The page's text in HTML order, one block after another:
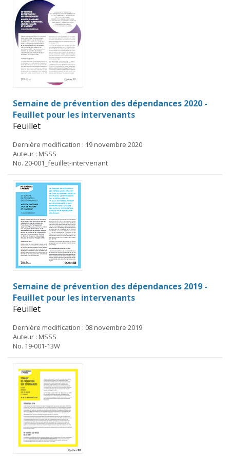
Semaine de prévention des dépendances 2020 -
Feuillet pour les intervenants
Feuillet
Dernière modification : 19 novembre 2020
Auteur : MSSS
No. 20-001_feuillet-intervenant
Semaine de prévention des dépendances 2019 -
Feuillet pour les intervenants
Feuillet
Dernière modification : 08 novembre 2019
Auteur : MSSS
No. 19-001-13W